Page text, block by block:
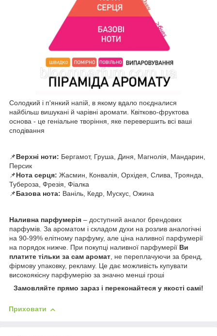
Солодкий і п'янкий напій, в якому вдало поєдналися
найбільш вишукані й чарівні аромати. Квітково-фруктова
основа - це геніальне творіння, яке перевершить всі ваші
сподівання
📌Верхні ноти: Бергамот, Груша, Диня, Магнолія, Мандарин,
Персик
📌Нота серця: Жасмин, Конвалія, Орхідея, Слива, Троянда,
Тубероза, Фрезія, Фіалка
📌Базова нота: Ваніль, Кедр, Мускус, Ожина
Наливна парфумерія – доступний аналог брендових
парфумів. За ароматом і складом духи на розлив аналогічні
на 90-99% елітному парфуму, але ціна наливної парфумерії
на порядок нижче. При покупці наливної парфумерії Ви
платите тільки за сам аромат, не переплачуючи за бренд,
фірмову упаковку, рекламу. Це дає можливість купувати
високоякісну парфумерію за значно менші гроші
Замовляйте прямо зараз і переконайтеся у якості самі!
Приховати